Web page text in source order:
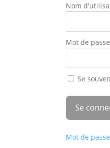
Nom
Mot de passe
Se
Mot de